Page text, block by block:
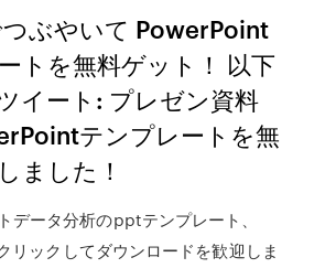
ぶやいて PowerPoint
トを無料ゲット！ 以下
イート: プレゼン資料
テンプレートを無
ました！
データ分析のpptテンプレート、
ックしてダウンロードを歓迎しま